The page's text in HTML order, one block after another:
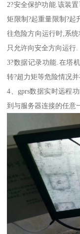
2?安全保护功能.该装
矩限制?起重量限制?起
往危险方向运行时,系
只允许向安全方向运行.
3?数据记录功能.在塔
转?超力矩等危险情况
4、gprs数据实时远程
到与服务器连接的任意